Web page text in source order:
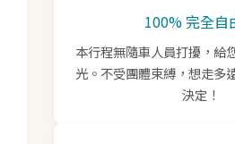
100% 完全自
本行程無隨車人員打擾，給
光。不受團體束縛，想走多
決定！